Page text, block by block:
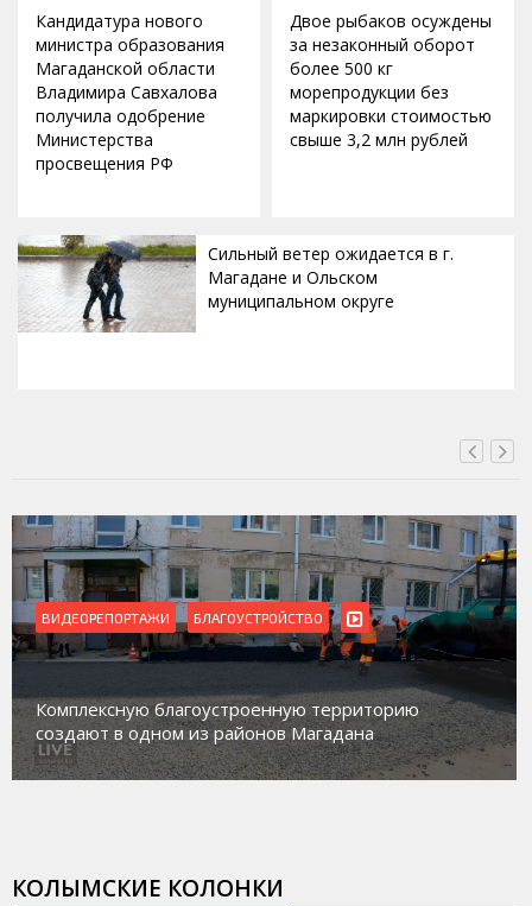
Кандидатура нового
министра образования
Магаданской области
Владимира Савхалова
получила одобрение
Министерства
просвещения РФ
Двое рыбаков осуждены
за незаконный оборот
более 500 кг
морепродукции без
маркировки стоимостью
свыше 3,2 млн рублей
Сильный ветер ожидается в г.
Магадане и Ольском
муниципальном округе
ВИДЕОРЕПОРТАЖИ
Магадан присоединился к пилотному проекту по
работе с несовершеннолетними из групп
социального риска «Переправа»
КОЛЫМСКИЕ КОЛОНКИ